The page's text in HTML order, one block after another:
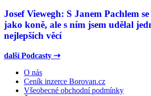
Josef Viewegh: S Janem Pachlem
jako koně, ale s ním jsem udělal
nejlepších věcí
další Podcasty ⇢
O nás
Ceník inzerce Borovan.cz
Všeobecné obchodní podmínky